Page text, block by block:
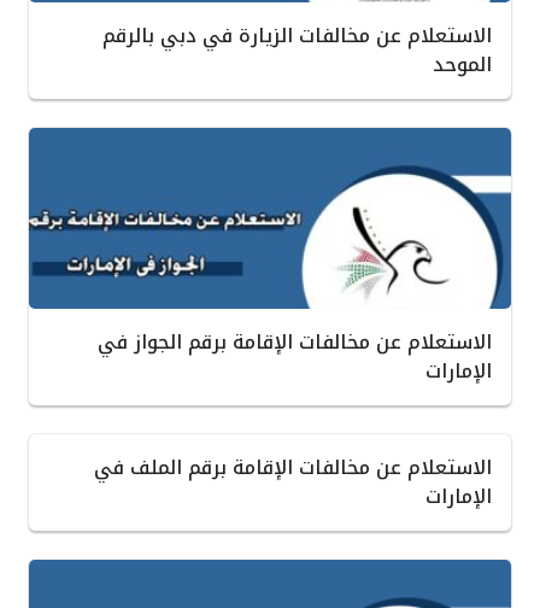
الاستعلام عن مخالفات الزيارة في دبي بالرقم
الموحد
الاستعلام عن مخالفات الإقامة برقم الجواز في
الإمارات
الاستعلام عن مخالفات الإقامة برقم الملف في
الإمارات